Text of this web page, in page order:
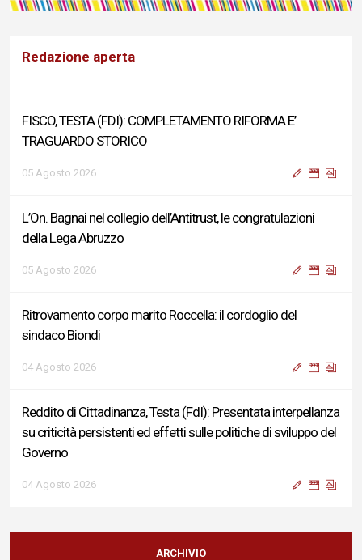
Redazione aperta
FISCO, TESTA (FDI): COMPLETAMENTO RIFORMA E’
TRAGUARDO STORICO
05 Agosto 2026
L’On. Bagnai nel collegio dell’Antitrust, le congratulazioni
della Lega Abruzzo
05 Agosto 2026
Ritrovamento corpo marito Roccella: il cordoglio del
sindaco Biondi
04 Agosto 2026
Reddito di Cittadinanza, Testa (FdI): Presentata interpellanza
su criticità persistenti ed effetti sulle politiche di sviluppo del
Governo
04 Agosto 2026
Sigismondi, Liris e Testa: “Profondo cordoglio e vicinanza al
Ministro Roccella e alla sua famiglia”
ARCHIVIO